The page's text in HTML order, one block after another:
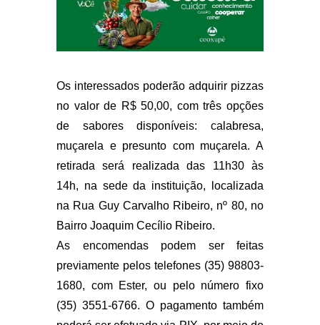
Os interessados poderão adquirir pizzas
no valor de R$ 50,00, com três opções
de sabores disponíveis: calabresa,
muçarela e presunto com muçarela. A
retirada será realizada das 11h30 às
14h, na sede da instituição, localizada
na Rua Guy Carvalho Ribeiro, nº 80, no
Bairro Joaquim Cecílio Ribeiro.
As encomendas podem ser feitas
previamente pelos telefones (35) 98803-
1680, com Ester, ou pelo número fixo
(35) 3551-6766. O pagamento também